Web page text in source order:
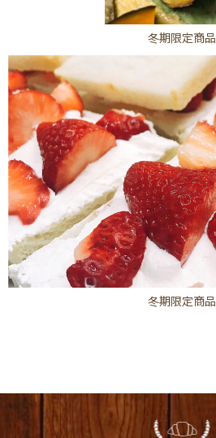
冬期限定商品
冬期限定商品